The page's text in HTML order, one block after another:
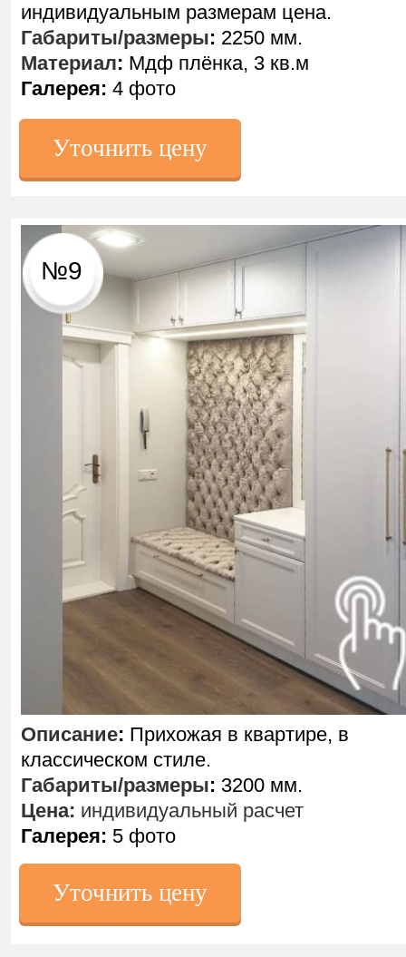
№9
Уточнить цену
Уточнить цену
Описание: Прихожая в квартире, в
классическом стиле.
Габариты/размеры: 3200 мм.
Цена: индивидуальный расчет
Галерея: 5 фото
индивидуальным размерам цена.
Габариты/размеры: 2250 мм.
Материал: Мдф плёнка, 3 кв.м
Галерея: 4 фото